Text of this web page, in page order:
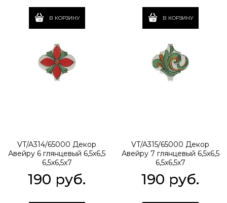
В КОРЗИНУ В КОРЗИНУ
VT/A314/65000 Декор
Авейру 6 глянцевый 6,5х6,5
6,5x6,5x7
190 руб.
VT/A315/65000 Декор
Авейру 7 глянцевый 6,5х6,5
6,5x6,5x7
190 руб.